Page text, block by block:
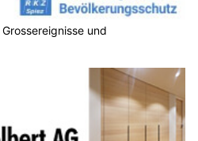
und